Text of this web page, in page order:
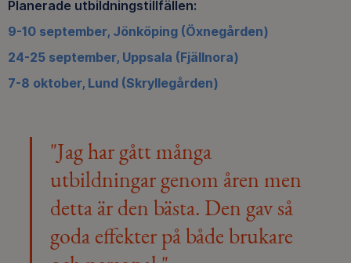
Planerade utbildningstillfällen:
9-10 september, Jönköping (Öxnegården)
24-25 september, Uppsala (Fjällnora)
7-8 oktober, Lund (Skryllegården)
"Jag har gått många
utbildningar genom åren men
detta är den bästa. Den gav så
goda effekter på både brukare